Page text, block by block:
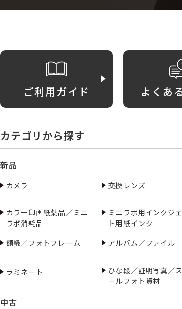
ご利用ガイド よくあ
カテゴリから探す
新品
カメラ 交換レンズ
カラー印画紙薬品／ミニ
ラボ消耗品
ミニラボ用インクジ
ト用紙インク
額縁／フォトフレーム
アルバム／ファイル
ラミネート
ひな段／証明写真／
ールフォト資材
中古